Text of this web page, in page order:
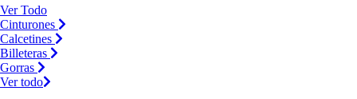
Ver Todo
Cinturones
Calcetines
Billeteras
Gorras
Ver todo